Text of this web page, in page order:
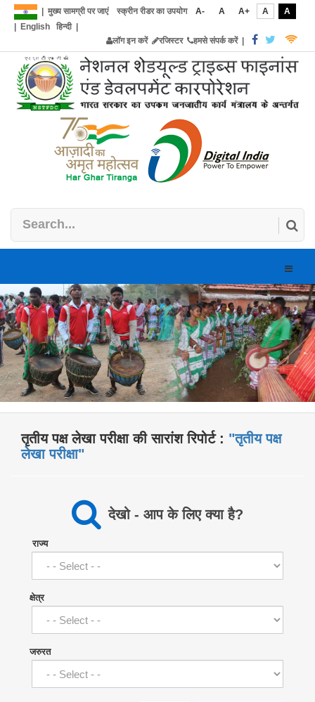
मुख्य सामग्री पर जाएं स्क्रीन रीडर का उपयोग A- A A+ A
A
English हिन्दी|
लॉग इन करें
रजिस्टर हमसे संपर्क करें|
Toggle
तृतीय पक्ष लेखा परीक्षा की सारांश रिपोर्ट : "तृतीय पक्ष
लेखा परीक्षा"
देखो - आप के लिए क्या है?
राज्य
क्षेत्र
जरुरत